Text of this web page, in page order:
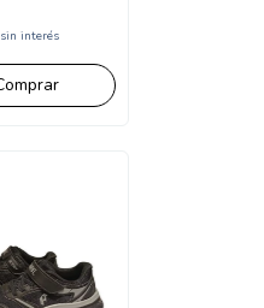
sin interés